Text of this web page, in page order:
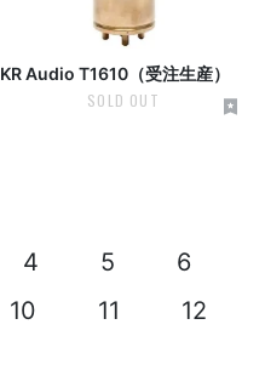
KR Audio T1610（受注生産）
SOLD OUT
4 5
6
10 11 12